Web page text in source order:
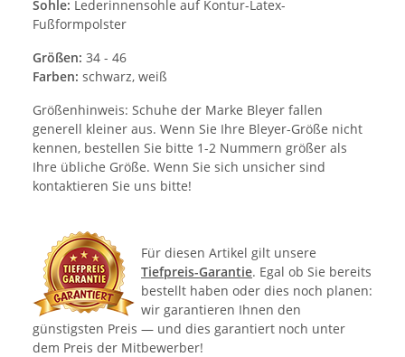
Sohle: Lederinnensohle auf Kontur-Latex-
Fußformpolster
Größen: 34 - 46
Farben: schwarz, weiß
Größenhinweis: Schuhe der Marke Bleyer fallen
generell kleiner aus. Wenn Sie Ihre Bleyer-Größe nicht
kennen, bestellen Sie bitte 1-2 Nummern größer als
Ihre übliche Größe. Wenn Sie sich unsicher sind
kontaktieren Sie uns bitte!
Für diesen Artikel gilt unsere
Tiefpreis-Garantie. Egal ob Sie bereits
bestellt haben oder dies noch planen:
wir garantieren Ihnen den
günstigsten Preis — und dies garantiert noch unter
dem Preis der Mitbewerber!